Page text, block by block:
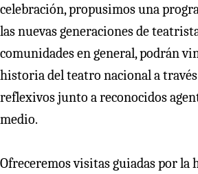
celebración, propusimos una
las nuevas generaciones de
comunidades en general, podrán
historia del teatro nacional a
reflexivos junto a reconocidos
medio.
Ofreceremos visitas guiadas por la